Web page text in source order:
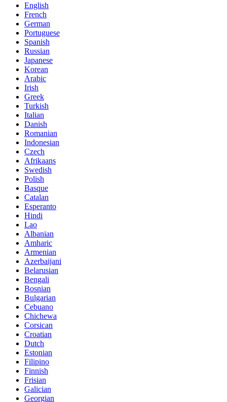
English
French
German
Portuguese
Spanish
Russian
Japanese
Korean
Arabic
Irish
Greek
Turkish
Italian
Danish
Romanian
Indonesian
Czech
Afrikaans
Swedish
Polish
Basque
Catalan
Esperanto
Hindi
Lao
Albanian
Amharic
Armenian
Azerbaijani
Belarusian
Bengali
Bosnian
Bulgarian
Cebuano
Chichewa
Corsican
Croatian
Dutch
Estonian
Filipino
Finnish
Frisian
Galician
Georgian